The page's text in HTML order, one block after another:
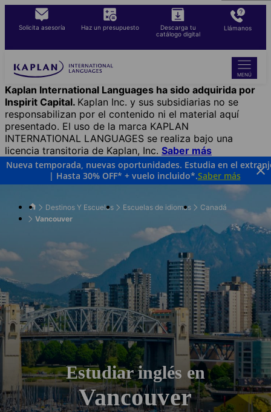
principal
Solicita asesoría Haz un presupuesto
Descarga tu
catálogo digital
Llámanos
MENÚ
Kaplan International Languages ha sido adquirida por
Inspirit Capital. Kaplan Inc. y sus subsidiarias no se
responsabilizan por el contenido ni el material aquí
presentado. El uso de la marca KAPLAN
INTERNATIONAL LANGUAGES se realiza bajo una
licencia transitoria de Kaplan, Inc. Saber más
Nueva temporada, nuevas oportunidades. Estudia en el
| Hasta 30% OFF* + vuelo incluido*.Saber más
Destinos Y Escuelas Escuelas de idiomas
Canadá
Vancouver
Estudiar inglés en
Vancouver